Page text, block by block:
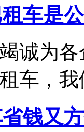
车是
诚为
车，我
钱又